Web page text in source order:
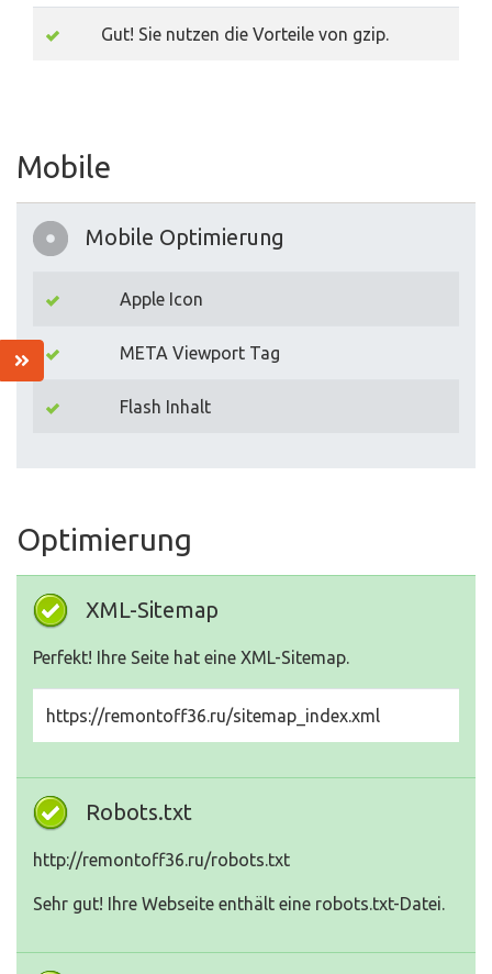
Gut! Sie nutzen die Vorteile von gzip.
Mobile
Mobile Optimierung
Apple Icon
META Viewport Tag
Flash Inhalt
Optimierung
XML-Sitemap
Perfekt! Ihre Seite hat eine XML-Sitemap.
https://remontoff36.ru/sitemap_index.xml
Robots.txt
http://remontoff36.ru/robots.txt
Sehr gut! Ihre Webseite enthält eine robots.txt-Datei.